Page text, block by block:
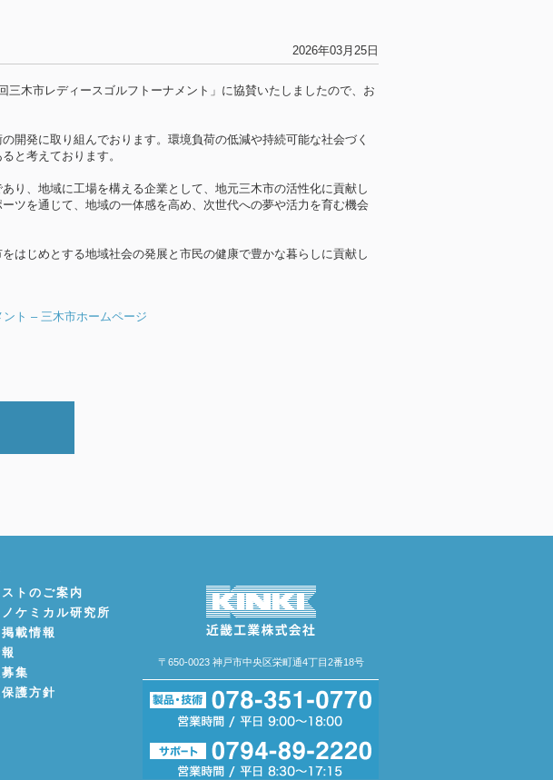
2026年03月25日
木市レディースゴルフトーナメント」に協賛いたしましたので、お
開発に取り組んでおります。環境負荷の低減や持続可能な社会づく
と考えております。
り、地域に工場を構える企業として、地元三木市の活性化に貢献し
ツを通じて、地域の一体感を高め、次世代への夢や活力を育む機会
はじめとする地域社会の発展と市民の健康で豊かな暮らしに貢献し
ト – 三木市ホームページ
トのご案内
ケミカル研究所
載情報
集
護方針
〒650-0023 神戸市中央区栄町通4丁目2番18号